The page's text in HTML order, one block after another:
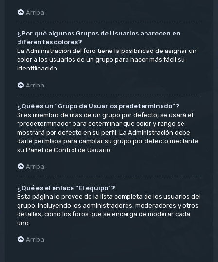
Arriba
¿Por qué algunos Grupos de Usuarios aparecen en
diferentes colores?
La Administración del foro tiene la posibilidad de asignar un
color a los usuarios de un grupo para hacer más fácil su
identificación.
Arriba
¿Qué es un “Grupo de Usuarios predeterminado”?
Si es miembro de más de un grupo por defecto, se usará el
“predeterminado” para determinar qué color y rango se
mostrará por defecto en su perfil. La Administración debe
darle permisos para cambiar su grupo por defecto mediante
su Panel de Control de Usuario.
Arriba
¿Qué es el enlace “El equipo”?
Esta página le provee de la lista completa de los usuarios del
grupo, incluyendo los administradores, moderadores y otros
detalles, como los foros que se encarga de moderar cada
uno.
Arriba